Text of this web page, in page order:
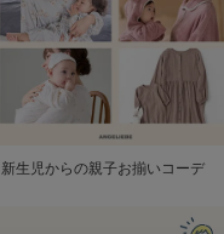
新生児からの親子お揃いコーデ